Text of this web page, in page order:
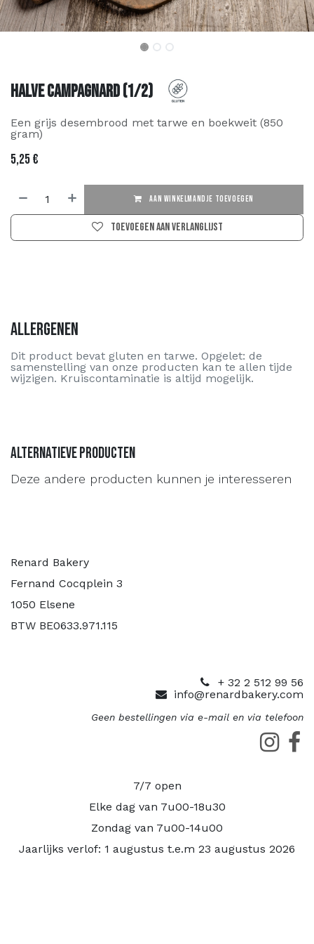
Halve Campagnard (1/2)
Een grijs desembrood met tarwe en boekweit (850
gram)
5,25€
AAN WINKELMANDJE TOEVOEGEN
Toevoegen aan verlanglijst
Allergenen
Dit product bevat gluten en tarwe. Opgelet: de
samenstelling van onze producten kan te allen tijde
wijzigen. Kruiscontaminatie is altijd mogelijk.
Alternatieve producten
Deze andere producten kunnen je interesseren
Renard Bakery
Fernand Cocqplein 3
1050 Elsene
BTW BE0633.971.115
+ 32 2 512 99 56
info@renardbakery.com
Geen bestellingen via e-mail en via telefoon
7/7 open
Elke dag van 7u00-18u30
Zondag van 7u00-14u00
Jaarlijks verlof: 1 augustus t.e.m 23 augustus 2026